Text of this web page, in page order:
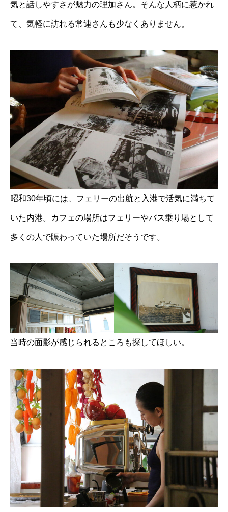
気と話しやすさが魅力の理加さん。そんな人柄に惹かれ
て、気軽に訪れる常連さんも少なくありません。
昭和30年頃には、フェリーの出航と入港で活気に満ちて
いた内港。カフェの場所はフェリーやバス乗り場として
多くの人で賑わっていた場所だそうです。
当時の面影が感じられるところも探してほしい。